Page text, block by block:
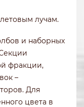
лучам.
и наборных
фракции,
–
Для
цвета в